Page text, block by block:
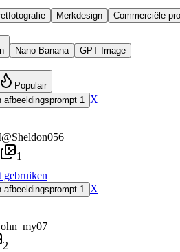
Merkdesign Commerciële
Nano Banana GPT Image
Populair
X
@Sheldon056
1
gebruiken
X
2